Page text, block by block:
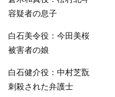
容疑者の息子
白石美令役：今田美桜
被害者の娘
白石健介役：中村芝翫
刺殺された弁護士